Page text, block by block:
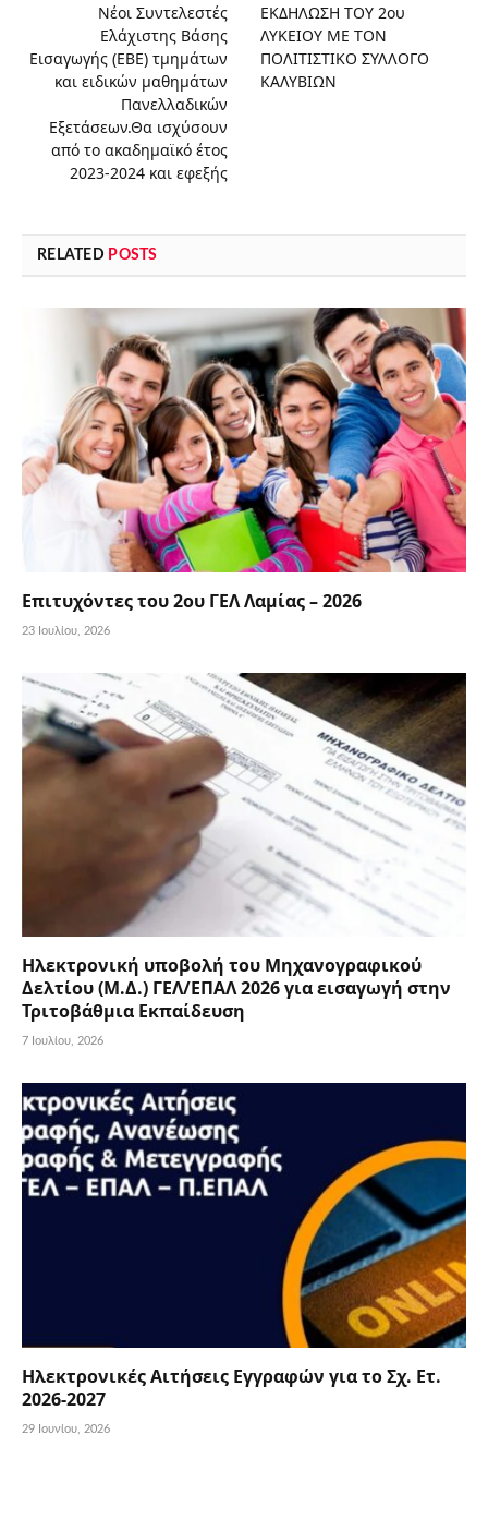
Νέοι Συντελεστές
Ελάχιστης Βάσης
Εισαγωγής (ΕΒΕ) τμημάτων
και ειδικών μαθημάτων
Πανελλαδικών
Εξετάσεων.Θα ισχύσουν
από το ακαδημαϊκό έτος
2023-2024 και εφεξής
ΕΚΔΗΛΩΣΗ ΤΟΥ 2ου
ΛΥΚΕΙΟΥ ΜΕ ΤΟΝ
ΠΟΛΙΤΙΣΤΙΚΟ ΣΥΛΛΟΓΟ
ΚΑΛΥΒΙΩΝ
RELATED POSTS
Επιτυχόντες του 2ου ΓΕΛ Λαμίας – 2026
23 Ιουλίου, 2026
Ηλεκτρονική υποβολή του Μηχανογραφικού
Δελτίου (Μ.Δ.) ΓΕΛ/ΕΠΑΛ 2026 για εισαγωγή στην
Τριτοβάθμια Εκπαίδευση
7 Ιουλίου, 2026
Ηλεκτρονικές Αιτήσεις Εγγραφών για το Σχ. Ετ.
2026-2027
29 Ιουνίου, 2026